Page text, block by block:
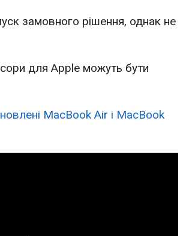
замовного рішення, однак не
для Apple можуть бути
MacBook Air і MacBook